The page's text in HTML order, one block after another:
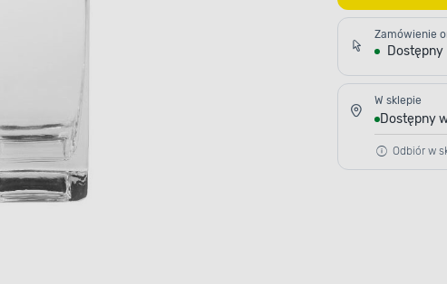
Zamówienie
Dostępny
W sklepie
Dostępny
Odbiór w